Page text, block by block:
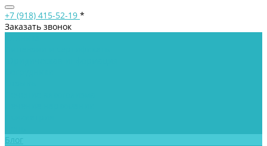
+7 (918) 415-52-19 *
Заказать звонок
Блог